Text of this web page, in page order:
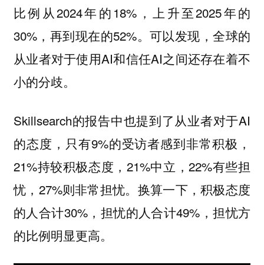
比例从2024年的18%，上升至2025年的
30%，再到现在的52%。可以发现，全球的
从业者对于使用AI和信任AI之间还存在着不
小的分歧。
Skillsearch的报告中也提到了从业者对于AI
的态度，只有9%的受访者感到非常积极，
21%持较积极态度，21%中立，22%有些担
忧，27%则非常担忧。换算一下，积极态度
的人合计30%，担忧的人合计49%，担忧方
的比例明显更高。